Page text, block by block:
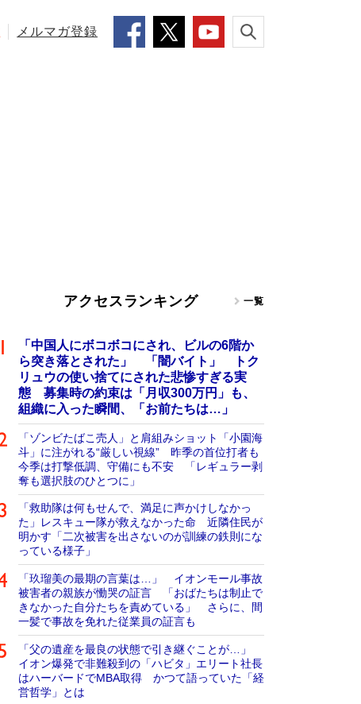
メルマガ登録
アクセスランキング 一覧
「中国人にボコボコにされ、ビルの6階か
ら突き落とされた」 「闇バイト」 トク
リュウの使い捨てにされた悲惨すぎる実
態 募集時の約束は「月収300万円」も、
組織に入った瞬間、「お前たちは…」
「ゾンビたばこ売人」と肩組みショット「小園海
斗」に注がれる“厳しい視線” 昨季の首位打者も
今季は打撃低調、守備にも不安 「レギュラー剥
奪も選択肢のひとつに」
「救助隊は何もせんで、満足に声かけしなかっ
た」レスキュー隊が救えなかった命 近隣住民が
明かす「二次被害を出さないのが訓練の鉄則にな
っている様子」
「玖瑠美の最期の言葉は…」 イオンモール事故
被害者の親族が慟哭の証言 「おばたちは制止で
きなかった自分たちを責めている」 さらに、間
一髪で事故を免れた従業員の証言も
「父の遺産を最良の状態で引き継ぐことが…」
イオン爆発で非難殺到の「ハビタ」エリート社長
はハーバードでMBA取得 かつて語っていた「経
営哲学」とは